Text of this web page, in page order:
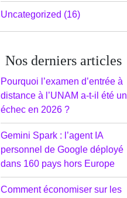
Uncategorized (16)
Nos derniers articles
Pourquoi l’examen d’entrée à
distance à l’UNAM a-t-il été un
échec en 2026 ?
Gemini Spark : l’agent IA
personnel de Google déployé
dans 160 pays hors Europe
Comment économiser sur les